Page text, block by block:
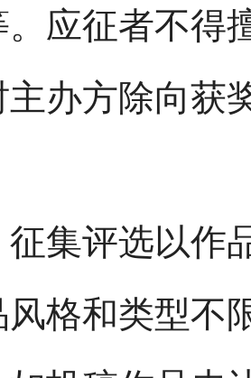
。应征者不得
办方除向获
集评选以作
风格和类型不